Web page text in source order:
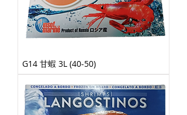
G14 甘蝦 3L (40-50)